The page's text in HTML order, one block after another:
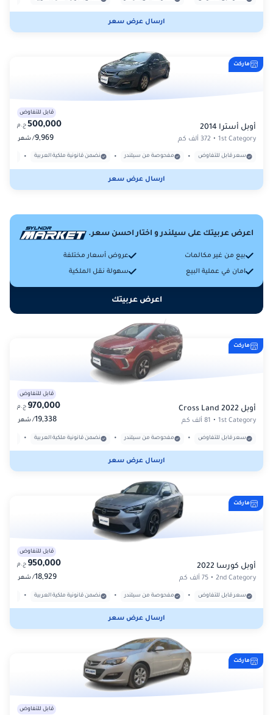
ارسال عرض سعر
ماركت
أوبل أسترا 2014
1st Category
• 372 ألف كم
قابل للتفاوض
500,000 ج.م
9,969
/ شهر
سعر قابل للتفاوض • مفحوصة من سيلندر • نضمن قانونية ملكية العربية •
ارسال عرض سعر
اعرض عربيتك على سيلندر و اختار احسن سعر.
بيع من غير مكالمات عروض أسعار مختلفة
امان في عملية البيع سهولة نقل الملكية
اعرض عربيتك
ماركت
أوبل Cross Land 2022
1st Category
• 81 ألف كم
قابل للتفاوض
970,000 ج.م
19,338
/ شهر
سعر قابل للتفاوض • مفحوصة من سيلندر • نضمن قانونية ملكية العربية •
ارسال عرض سعر
ماركت
أوبل كورسا 2022
2nd Category
• 75 ألف كم
قابل للتفاوض
950,000 ج.م
18,929
/ شهر
سعر قابل للتفاوض • مفحوصة من سيلندر • نضمن قانونية ملكية العربية •
ارسال عرض سعر
ماركت
قابل للتفاوض